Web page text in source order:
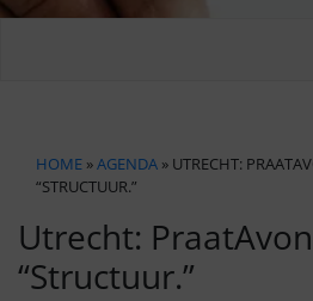
HOME »AGENDA » UTRECHT:
“STRUCTUUR.”
Utrecht:
“Structuur.”